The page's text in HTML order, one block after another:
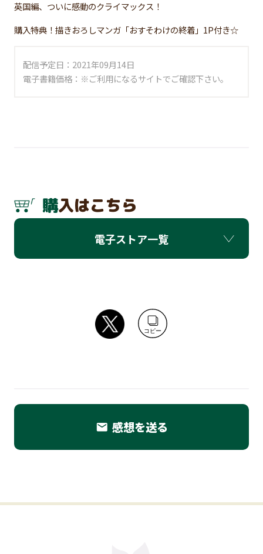
英国編、ついに感動のクライマックス！
購入特典！描きおろしマンガ「おすそわけの終着」1P付き☆
配信予定日：2021年09月14日
電子書籍価格：※ご利用になるサイトでご確認下さい。
購入はこちら
電子ストア一覧
コピー
email 感想を送る